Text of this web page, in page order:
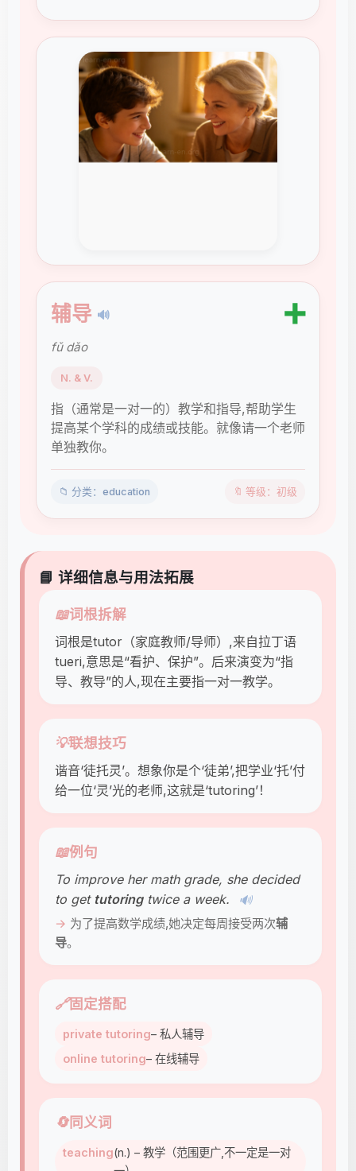
辅导 🔊 ➕
fǔ dǎo
N. & V.
指（通常是一对一的）教学和指导,帮助学生
提高某个学科的成绩或技能。就像请一个老师
单独教你。
📁 分类：education 🔖 等级：初级
📘 详细信息与用法拓展
📖词根拆解
词根是tutor（家庭教师/导师）,来自拉丁语
tueri,意思是“看护、保护”。后来演变为“指
导、教导”的人,现在主要指一对一教学。
💡联想技巧
谐音‘徒托灵’。想象你是个‘徒弟’,把学业‘托’付
给一位‘灵’光的老师,这就是‘tutoring’！
📖例句
To improve her math grade, she decided
to get tutoringtwice a week. 🔊
为了提高数学成绩,她决定每周接受两次辅
导。
🔗固定搭配
private tutoring– 私人辅导
online tutoring– 在线辅导
🔄同义词
teaching(n.) – 教学（范围更广,不一定是一对